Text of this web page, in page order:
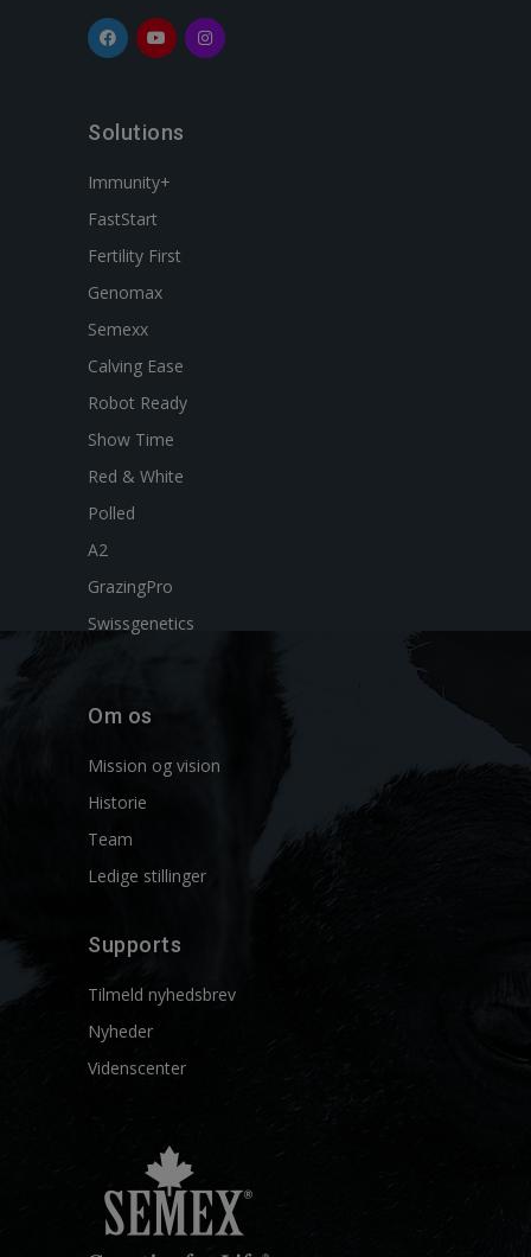
Solutions
Immunity+
FastStart
Fertility First
Genomax
Semexx
Calving Ease
Robot Ready
Show Time
Red & White
Polled
A2
GrazingPro
Swissgenetics
Om os
Mission og vision
Historie
Team
Ledige stillinger
Supports
Tilmeld nyhedsbrev
Nyheder
Videnscenter